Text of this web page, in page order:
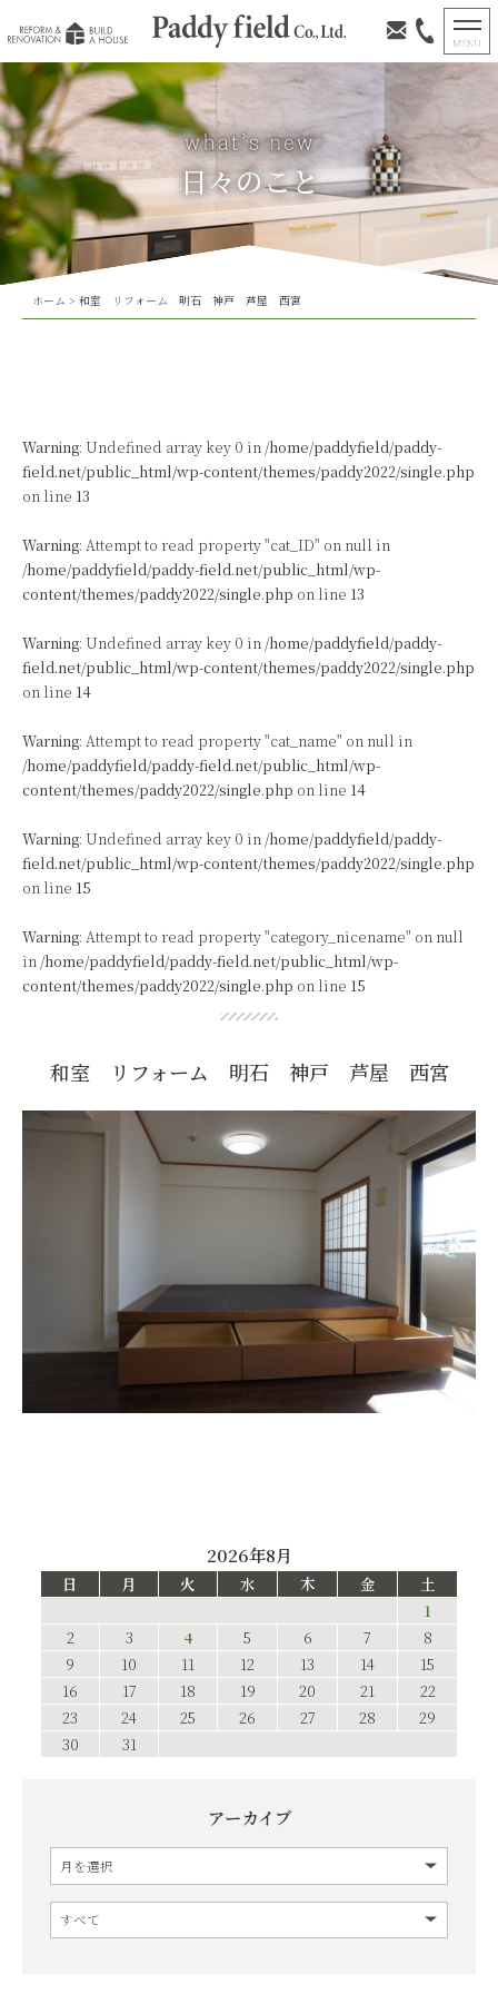
日々のこと
ホーム > 和室 リフォーム 明石 神戸 芦屋 西宮
Warning: Undefined array key 0 in /home/paddyfield/paddy-
field.net/public_html/wp-content/themes/paddy2022/single.php
on line 13
Warning: Attempt to read property "cat_ID" on null in
/home/paddyfield/paddy-field.net/public_html/wp-
content/themes/paddy2022/single.php on line 13
Warning: Undefined array key 0 in /home/paddyfield/paddy-
field.net/public_html/wp-content/themes/paddy2022/single.php
on line 14
Warning: Attempt to read property "cat_name" on null in
/home/paddyfield/paddy-field.net/public_html/wp-
content/themes/paddy2022/single.php on line 14
Warning: Undefined array key 0 in /home/paddyfield/paddy-
field.net/public_html/wp-content/themes/paddy2022/single.php
on line 15
Warning: Attempt to read property "category_nicename" on null
in /home/paddyfield/paddy-field.net/public_html/wp-
content/themes/paddy2022/single.php on line 15
和室 リフォーム 明石 神戸 芦屋 西宮
2026年8月
日 月 火 水 木 金
土
1
2
3 4 5 6 7
8
9
10 11 12 13 14
15
16
17 18 19 20 21
22
23
24 25 26 27 28
29
30
31
アーカイブ